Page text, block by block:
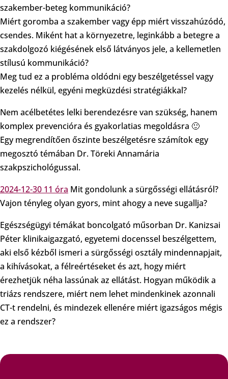
szakember-beteg kommunikáció?
Miért goromba a szakember vagy épp miért visszahúzódó,
csendes. Miként hat a környezetre, leginkább a betegre a
szakdolgozó kiégésének első látványos jele, a kellemetlen
stílusú kommunikáció?
Meg tud ez a probléma oldódni egy beszélgetéssel vagy
kezelés nélkül, egyéni megküzdési stratégiákkal?
Nem acélbetétes lelki berendezésre van szükség, hanem
komplex prevencióra és gyakorlatias megoldásra 🙂
Egy megrendítően őszinte beszélgetésre számítok egy
megosztó témában Dr. Töreki Annamária
szakpszichológussal.
2024-12-30 11 óra Mit gondolunk a sürgősségi ellátásról?
Vajon tényleg olyan gyors, mint ahogy a neve sugallja?
Egészségügyi témákat boncolgató műsorban Dr. Kanizsai
Péter klinikaigazgató, egyetemi docenssel beszélgettem,
aki első kézből ismeri a sürgősségi osztály mindennapjait,
a kihívásokat, a félreértéseket és azt, hogy miért
érezhetjük néha lassúnak az ellátást. Hogyan működik a
triázs rendszere, miért nem lehet mindenkinek azonnali
CT-t rendelni, és mindezek ellenére miért igazságos mégis
ez a rendszer?